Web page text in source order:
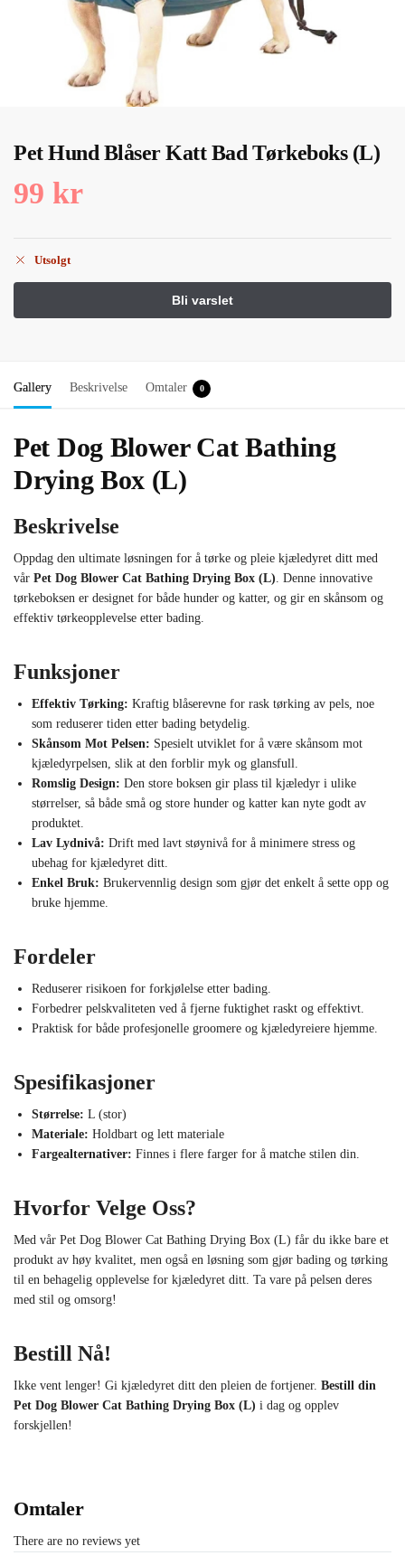
Pet Hund Blåser Katt Bad Tørkeboks (L)
99 kr
Utsolgt
Gallery Beskrivelse Omtaler 0
Pet Dog Blower Cat Bathing
Drying Box (L)
Beskrivelse
Oppdag den ultimate løsningen for å tørke og pleie kjæledyret ditt med
vår Pet Dog Blower Cat Bathing Drying Box (L). Denne innovative
tørkeboksen er designet for både hunder og katter, og gir en skånsom og
effektiv tørkeopplevelse etter bading.
Funksjoner
Effektiv Tørking: Kraftig blåserevne for rask tørking av pels, noe
som reduserer tiden etter bading betydelig.
Skånsom Mot Pelsen: Spesielt utviklet for å være skånsom mot
kjæledyrpelsen, slik at den forblir myk og glansfull.
Romslig Design: Den store boksen gir plass til kjæledyr i ulike
størrelser, så både små og store hunder og katter kan nyte godt av
produktet.
Lav Lydnivå: Drift med lavt støynivå for å minimere stress og
ubehag for kjæledyret ditt.
Enkel Bruk: Brukervennlig design som gjør det enkelt å sette opp og
bruke hjemme.
Fordeler
Reduserer risikoen for forkjølelse etter bading.
Forbedrer pelskvaliteten ved å fjerne fuktighet raskt og effektivt.
Praktisk for både profesjonelle groomere og kjæledyreiere hjemme.
Spesifikasjoner
Størrelse: L (stor)
Materiale: Holdbart og lett materiale
Fargealternativer: Finnes i flere farger for å matche stilen din.
Hvorfor Velge Oss?
Med vår Pet Dog Blower Cat Bathing Drying Box (L) får du ikke bare et
produkt av høy kvalitet, men også en løsning som gjør bading og tørking
til en behagelig opplevelse for kjæledyret ditt. Ta vare på pelsen deres
med stil og omsorg!
Bestill Nå!
Ikke vent lenger! Gi kjæledyret ditt den pleien de fortjener. Bestill din
Pet Dog Blower Cat Bathing Drying Box (L) i dag og opplev
forskjellen!
Omtaler
There are no reviews yet